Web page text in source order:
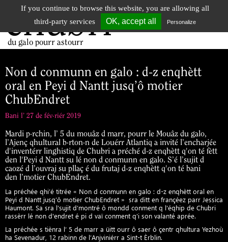
chubri
du galo pourr astourr
Non d conmunn en galo : d-z enqhètt
oral en Peyi d Nantt jusq’ô motier
ChubEndret
Bani l’ 27 de fév·riér 2019
Mardi p·rchin, l’ 5 du mouâz d marr, pourr le Mouâz du galo,
l’Ajenç qhultural b·rton·n de Louérr Atlantiq a invité l’encharjée
d'inventérr linghistiq de Chubri a préché d-z enqhètt q'on té fètt
den l'Peyi d Nantt su lé non d conmunn en galo. S’é l’sujit d
caozé d l’ouvraj su pllaç é du frutaj d-z enqhètt q'on té bani
den l’motier ChubEndret.
La préchée qhi’é titrée « Non d conmunn en galo : d-z enqhètt oral en
Peyi d Nantt jusq’ô motier ChubEndret » sra ditt en françéez parr Jessica
Haumont. Sa sra l’sujit d’montré ô mondd conment q l'éqhip de Chubri
rassèrr lé non d'endret é pi d vaï conment q'i son valanté aprée.
La préchée s tiènra l’ 5 de marr a üitt ourr ô saer ô çentr qhultura Yezhoù
ha Sevenadur, 12 rabinn de l’Anjviniérr a Sint-t Èrblin.
If you continue to browse this website, you are allowing all
third-party services
OK, accept all Personalize